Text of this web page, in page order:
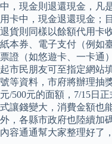
中，現金則退還現金，凡
用卡中，現金退還現金；
退貨則同樣以餘額代用卡
紙本券、電子支付（例如
票證（如悠遊卡、一卡通
起市民朋友可至指定網站
號等資料，市府將辦理抽
元/500元的面額，7/15日
式讓錢變大，消費金額也
外，各縣市政府也陸續加
內容通通幫大家整理好了